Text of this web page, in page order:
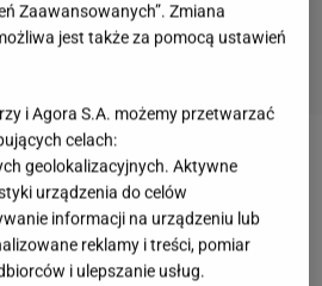
mieszczuchów. Większość z was
4. pytaniu!
miasto na zdjęciu? Wybierz się
metropoliach
Zaawansowanych”. Zmiana
jest także za pomocą ustawień
i Agora S.A. możemy przetwarzać
celach:
geolokalizacyjnych. Aktywne
urządzenia do celów
informacji na urządzeniu lub
reklamy i treści, pomiar
i ulepszanie usług.